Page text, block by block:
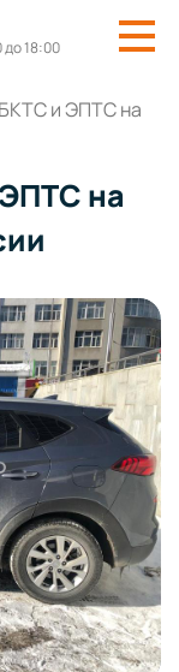
18:00
и ЭПТС на
на